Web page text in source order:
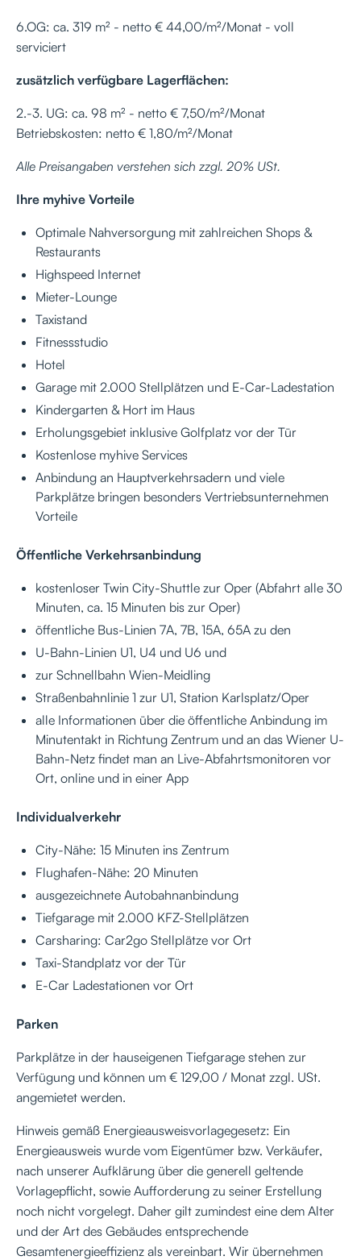
6.OG: ca. 319 m² - netto € 44,00/m²/Monat - voll
serviciert
zusätzlich verfügbare Lagerflächen:
2.-3. UG: ca. 98 m² - netto € 7,50/m²/Monat
Betriebskosten: netto € 1,80/m²/Monat
Alle Preisangaben verstehen sich zzgl. 20% USt.
Ihre myhive Vorteile
Optimale Nahversorgung mit zahlreichen Shops &
Restaurants
Highspeed Internet
Mieter-Lounge
Taxistand
Fitnessstudio
Hotel
Garage mit 2.000 Stellplätzen und E-Car-Ladestation
Kindergarten & Hort im Haus
Erholungsgebiet inklusive Golfplatz vor der Tür
Kostenlose myhive Services
Anbindung an Hauptverkehrsadern und viele
Parkplätze bringen besonders Vertriebsunternehmen
Vorteile
Öffentliche Verkehrsanbindung
kostenloser Twin City-Shuttle zur Oper (Abfahrt alle 30
Minuten, ca. 15 Minuten bis zur Oper)
öffentliche Bus-Linien 7A, 7B, 15A, 65A zu den
U-Bahn-Linien U1, U4 und U6 und
zur Schnellbahn Wien-Meidling
Straßenbahnlinie 1 zur U1, Station Karlsplatz/Oper
alle Informationen über die öffentliche Anbindung im
Minutentakt in Richtung Zentrum und an das Wiener U-
Bahn-Netz findet man an Live-Abfahrtsmonitoren vor
Ort, online und in einer App
Individualverkehr
City-Nähe: 15 Minuten ins Zentrum
Flughafen-Nähe: 20 Minuten
ausgezeichnete Autobahnanbindung
Tiefgarage mit 2.000 KFZ-Stellplätzen
Carsharing: Car2go Stellplätze vor Ort
Taxi-Standplatz vor der Tür
E-Car Ladestationen vor Ort
Parken
Parkplätze in der hauseigenen Tiefgarage stehen zur
Verfügung und können um € 129,00 / Monat zzgl. USt.
angemietet werden.
Hinweis gemäß Energieausweisvorlagegesetz: Ein
Energieausweis wurde vom Eigentümer bzw. Verkäufer,
nach unserer Aufklärung über die generell geltende
Vorlagepflicht, sowie Aufforderung zu seiner Erstellung
noch nicht vorgelegt. Daher gilt zumindest eine dem Alter
und der Art des Gebäudes entsprechende
Gesamtenergieeffizienz als vereinbart. Wir übernehmen